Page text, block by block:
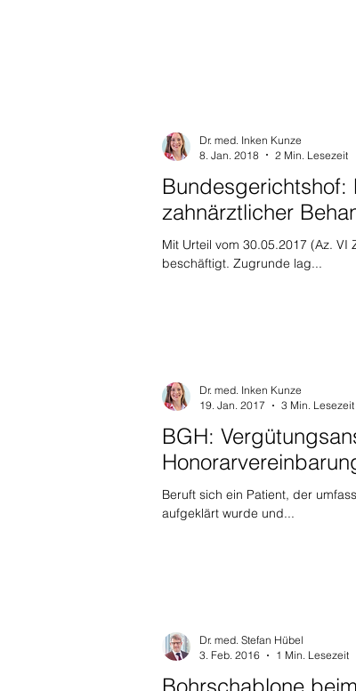
Bundesgerichtshof:
zahnärztlicher
Mit Urteil vom 30.05.2017 (Az.
beschäftigt. Zugrunde lag...
Dr. med. Inken Kunze
8. Jan. 2018
2 Min. Lesezeit
BGH:
Beruft sich ein Patient, der
aufgeklärt wurde und...
Dr. med. Inken Kunze
19. Jan. 2017
3 Min. Lesezeit
Dr. med. Stefan Hübel
3. Feb. 2016
1 Min. Lesezeit